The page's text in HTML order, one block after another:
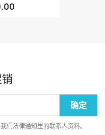
们法律通知里的联系人资料。